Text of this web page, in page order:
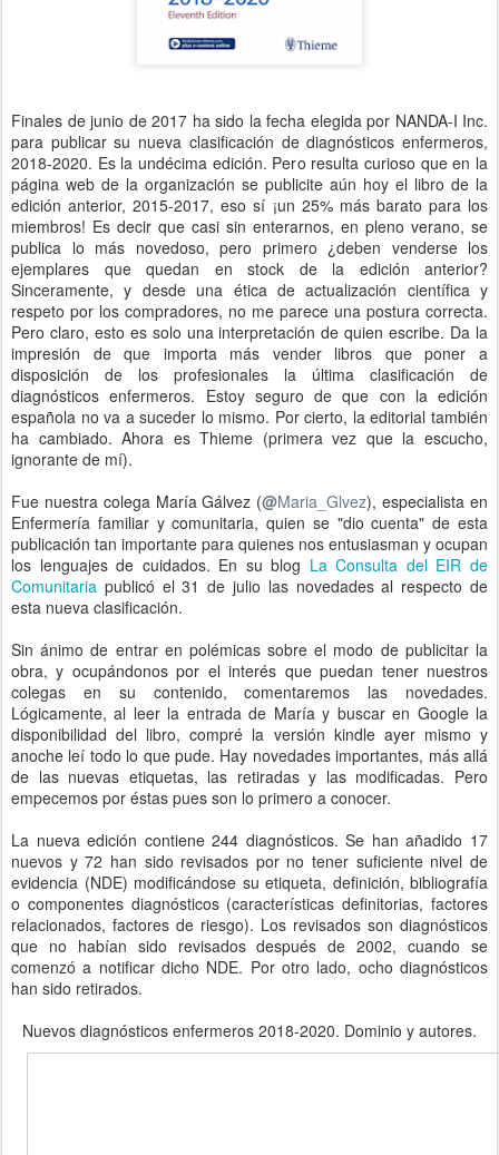
Finales de junio de 2017 ha sido la fecha elegida por NANDA-I Inc.
para publicar su nueva clasificación de diagnósticos enfermeros,
2018-2020. Es la undécima edición. Pero resulta curioso que en la
página web de la organización se publicite aún hoy el libro de la
edición anterior, 2015-2017, eso sí ¡un 25% más barato para los
miembros! Es decir que casi sin enterarnos, en pleno verano, se
publica lo más novedoso, pero primero ¿deben venderse los
ejemplares que quedan en stock de la edición anterior?
Sinceramente, y desde una ética de actualización científica y
respeto por los compradores, no me parece una postura correcta.
Pero claro, esto es solo una interpretación de quien escribe. Da la
impresión de que importa más vender libros que poner a
disposición de los profesionales la última clasificación de
diagnósticos enfermeros. Estoy seguro de que con la edición
española no va a suceder lo mismo. Por cierto, la editorial también
ha cambiado. Ahora es Thieme (primera vez que la escucho,
ignorante de mí).
Fue nuestra colega María Gálvez (@Maria_Glvez), especialista en
Enfermería familiar y comunitaria, quien se "dio cuenta" de esta
publicación tan importante para quienes nos entusiasman y ocupan
los lenguajes de cuidados. En su blog La Consulta del EIR de
Comunitaria publicó el 31 de julio las novedades al respecto de
esta nueva clasificación.
Sin ánimo de entrar en polémicas sobre el modo de publicitar la
obra, y ocupándonos por el interés que puedan tener nuestros
colegas en su contenido, comentaremos las novedades.
Lógicamente, al leer la entrada de María y buscar en Google la
disponibilidad del libro, compré la versión kindle ayer mismo y
anoche leí todo lo que pude. Hay novedades importantes, más allá
de las nuevas etiquetas, las retiradas y las modificadas. Pero
empecemos por éstas pues son lo primero a conocer.
La nueva edición contiene 244 diagnósticos. Se han añadido 17
nuevos y 72 han sido revisados por no tener suficiente nivel de
evidencia (NDE) modificándose su etiqueta, definición, bibliografía
o componentes diagnósticos (características definitorias, factores
relacionados, factores de riesgo). Los revisados son diagnósticos
que no habían sido revisados después de 2002, cuando se
comenzó a notificar dicho NDE. Por otro lado, ocho diagnósticos
han sido retirados.
Nuevos diagnósticos enfermeros 2018-2020. Dominio y autores.